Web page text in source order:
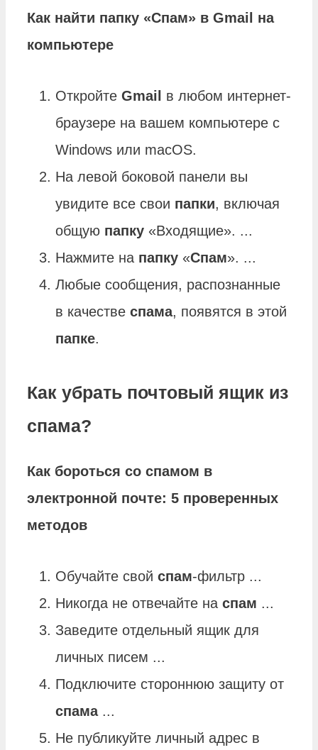
Как найти папку «Спам» в Gmail
на
компьютере
Откройте Gmail
в любом интернет-
браузере на вашем компьютере с
Windows или macOS.
На левой боковой панели вы
увидите все свои папки, включая
общую папку «Входящие». ...
Нажмите на папку «Спам». ...
Любые сообщения, распознанные
в качестве спама, появятся в этой
папке.
Как убрать почтовый ящик из
спама?
Как бороться со спамом в
электронной почте: 5 проверенных
методов
Обучайте свой спам-фильтр ...
Никогда не отвечайте на спам ...
Заведите отдельный ящик для
личных писем ...
Подключите стороннюю защиту от
спама...
Не публикуйте личный адрес в